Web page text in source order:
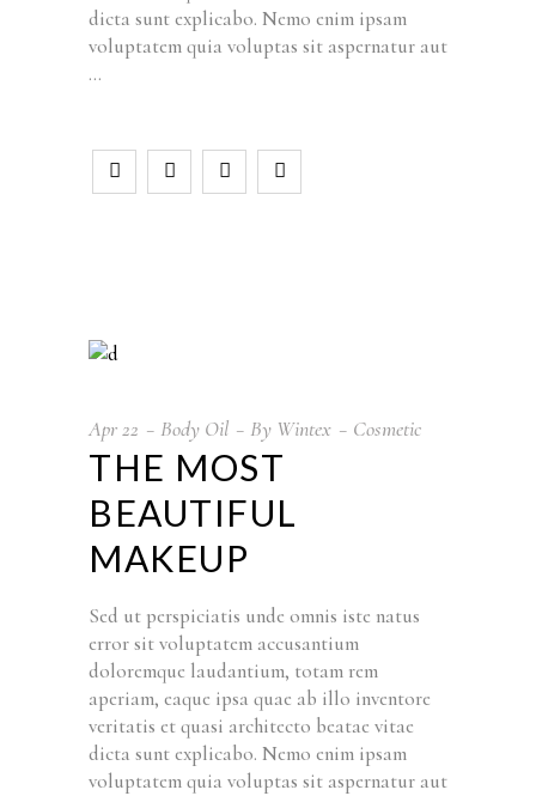
dicta sunt explicabo. Nemo enim ipsam
voluptatem quia voluptas sit aspernatur aut
Apr22 Body Oil By Wintex Cosmetic
THE MOST
BEAUTIFUL
MAKEUP
Sed ut perspiciatis unde omnis iste natus
error sit voluptatem accusantium
doloremque laudantium, totam rem
aperiam, eaque ipsa quae ab illo inventore
veritatis et quasi architecto beatae vitae
dicta sunt explicabo. Nemo enim ipsam
voluptatem quia voluptas sit aspernatur aut